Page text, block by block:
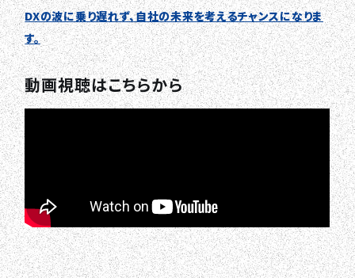
DXの波に乗り遅れず、自社の未来を考えるチャンスになりま
す。
動画視聴はこちらから